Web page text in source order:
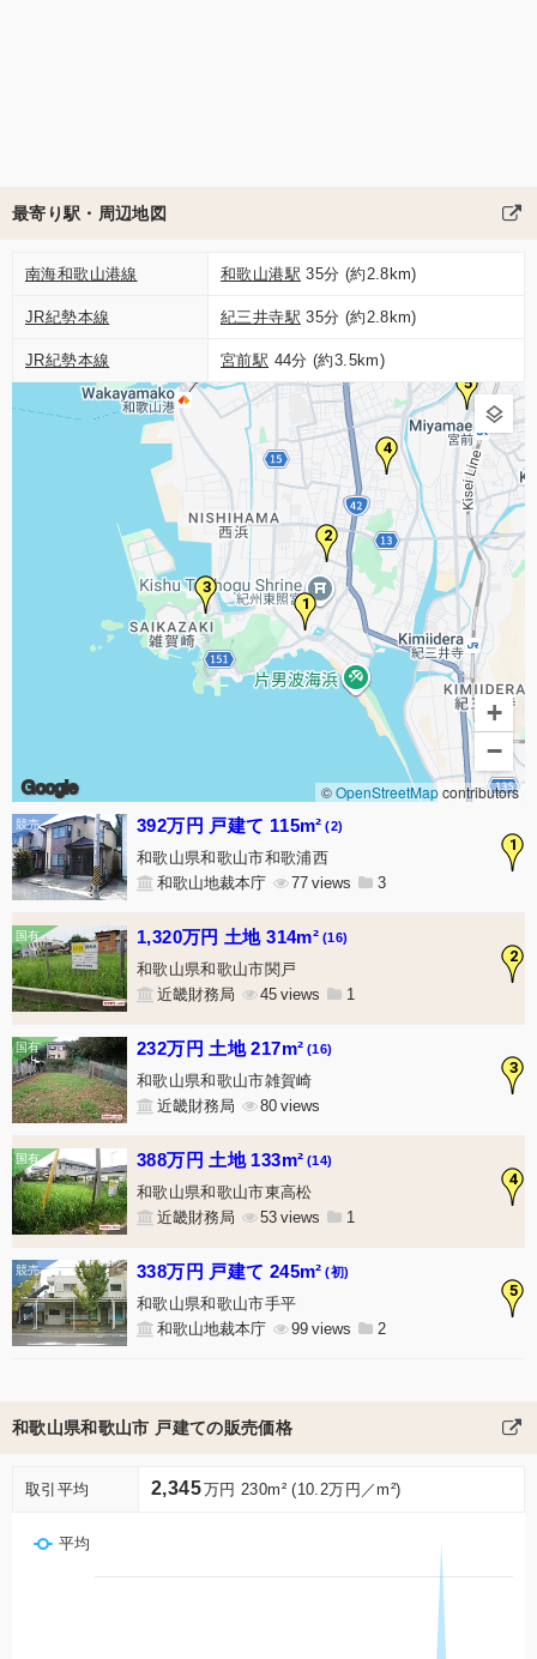
最寄り駅・周辺地図
南海和歌山港線 和歌山港駅 35分 (約2.8km)
JR紀勢本線 紀三井寺駅 35分 (約2.8km)
JR紀勢本線 宮前駅 44分 (約3.5km)
1
2
3
4
5
Google
+
−
©OpenStreetMapcontributors
1
392万円 戸建て 115m² (2)
和歌山県和歌山市和歌浦西
和歌山地裁本庁
77 3
2
1,320万円 土地 314m² (16)
和歌山県和歌山市関戸
近畿財務局
45 1
3
232万円 土地 217m² (16)
和歌山県和歌山市雑賀崎
近畿財務局
80
4
388万円 土地 133m² (14)
和歌山県和歌山市東高松
近畿財務局
53 1
5
338万円 戸建て 245m² (初)
和歌山県和歌山市手平
和歌山地裁本庁
99 2
和歌山県和歌山市 戸建ての販売価格
取引平均 2,345万円 230m² (10.2万円／m²)
平均